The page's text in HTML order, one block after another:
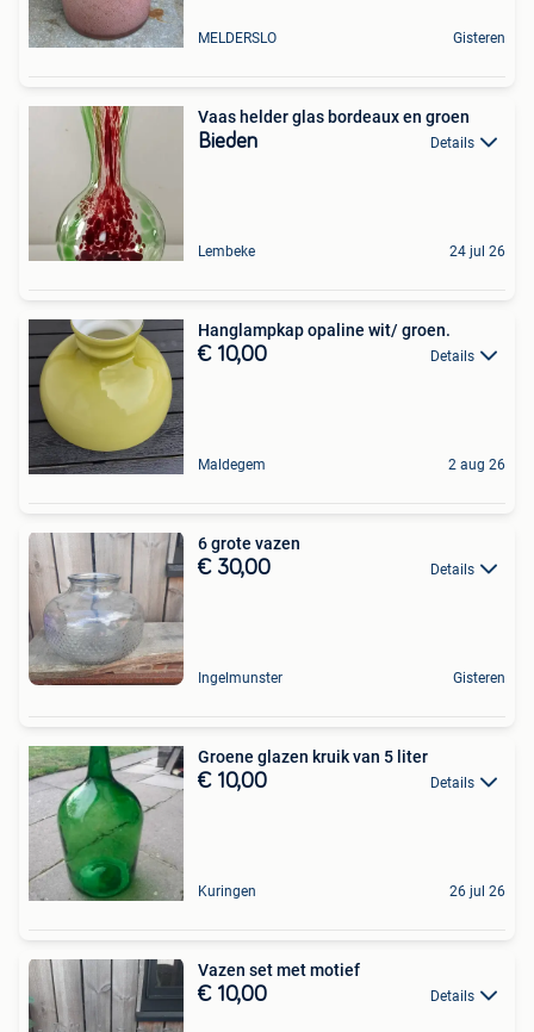
MELDERSLO Gisteren
Vaas helder glas bordeaux en groen
Bieden Details
Lembeke 24 jul 26
Hanglampkap opaline wit/ groen.
€ 10,00 Details
Maldegem 2 aug 26
6 grote vazen
€ 30,00 Details
Ingelmunster Gisteren
Groene glazen kruik van 5 liter
€ 10,00 Details
Kuringen 26 jul 26
Vazen set met motief
€ 10,00 Details